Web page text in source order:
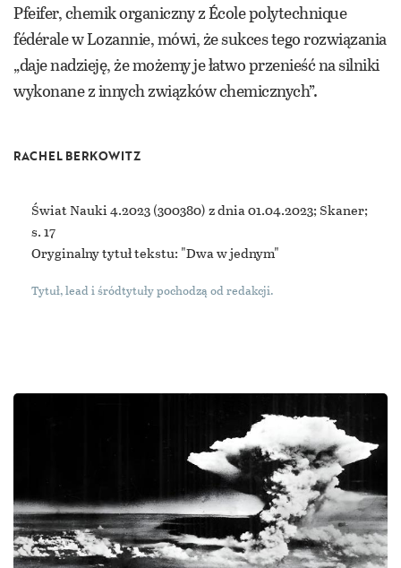
Pfeifer, chemik organiczny z École polytechnique
fédérale w Lozannie, mówi, że sukces tego rozwiązania
„daje nadzieję, że możemy je łatwo przenieść na silniki
wykonane z innych związków chemicznych”.
Świat Nauki 4.2023(300380) z dnia 01.04.2023; Skaner;
s. 17
Oryginalny tytuł tekstu: "Dwa w jednym"
RACHEL BERKOWITZ